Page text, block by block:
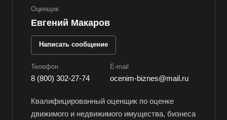
Оценщик
Евгений Макаров
Написать сообщение
Телефон
8 (800) 302-27-74
E-mail
ocenim-biznes@mail.ru
Квалифицированный оценщик по оценке
движимого и недвижимого имущества, бизнеса
Владивосток
Владикавказ
Владимир
Волгоград
Волгодонск